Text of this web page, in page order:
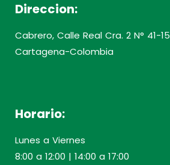
Direccion:
Cabrero, Calle Real Cra. 2 N° 41-15
Cartagena-Colombia
Horario:
Lunes a Viernes
8:00 a 12:00 | 14:00 a 17:00